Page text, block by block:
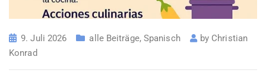
9. Juli 2026 alle Beiträge, Spanisch by Christian
Konrad